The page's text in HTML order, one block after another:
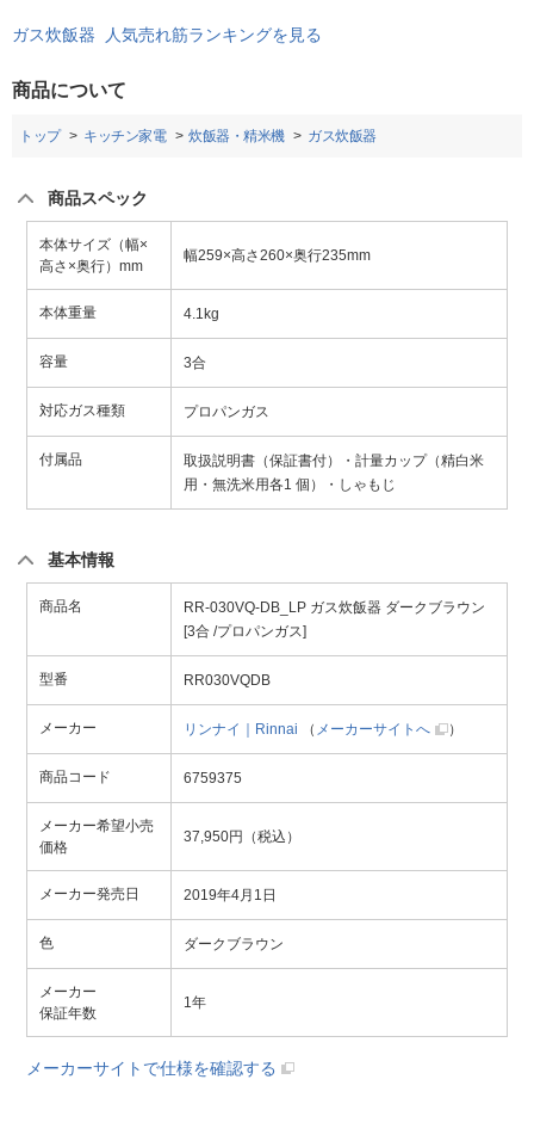
ガス炊飯器 人気売れ筋ランキングを見る
商品について
トップ キッチン家電 炊飯器・精米機 ガス炊飯器
商品スペック
本体サイズ（幅×
高さ×奥行）mm
幅259×高さ260×奥行235mm
本体重量 4.1kg
容量 3合
対応ガス種類 プロパンガス
付属品
取扱説明書（保証書付）・計量カップ（精白米
用・無洗米用各1 個）・しゃもじ
基本情報
商品名
RR-030VQ-DB_LP ガス炊飯器 ダークブラウン
[3合 /プロパンガス]
型番 RR030VQDB
メーカー リンナイ｜Rinnai （ メーカーサイトへ ）
商品コード 6759375
メーカー希望小売
価格
37,950円（税込）
メーカー発売日 2019年4月1日
色 ダークブラウン
メーカー
保証年数
1年
メーカーサイトで仕様を確認する